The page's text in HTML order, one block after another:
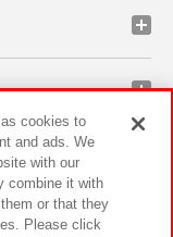
cookies to
and ads. We
with our
combine it with
or that they
Please click